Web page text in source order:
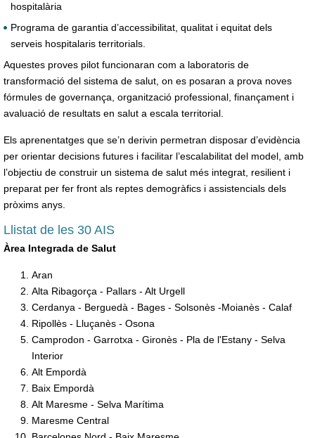
hospitalària
Programa de garantia d’accessibilitat, qualitat i equitat dels
serveis hospitalaris territorials.
Aquestes proves pilot funcionaran com a laboratoris de
transformació del sistema de salut, on es posaran a prova noves
fórmules de governança, organització professional, finançament i
avaluació de resultats en salut a escala territorial.
Els aprenentatges que se’n derivin permetran disposar d’evidència
per orientar decisions futures i facilitar l’escalabilitat del model, amb
l’objectiu de construir un sistema de salut més integrat, resilient i
preparat per fer front als reptes demogràfics i assistencials dels
pròxims anys.
Llistat de les 30 AIS
Àrea Integrada de Salut
Aran
Alta Ribagorça - Pallars - Alt Urgell
Cerdanya - Berguedà - Bages - Solsonès -Moianès - Calaf
Ripollès - Lluçanès - Osona
Camprodon - Garrotxa - Gironès - Pla de l'Estany - Selva
Interior
Alt Empordà
Baix Empordà
Alt Maresme - Selva Marítima
Maresme Central